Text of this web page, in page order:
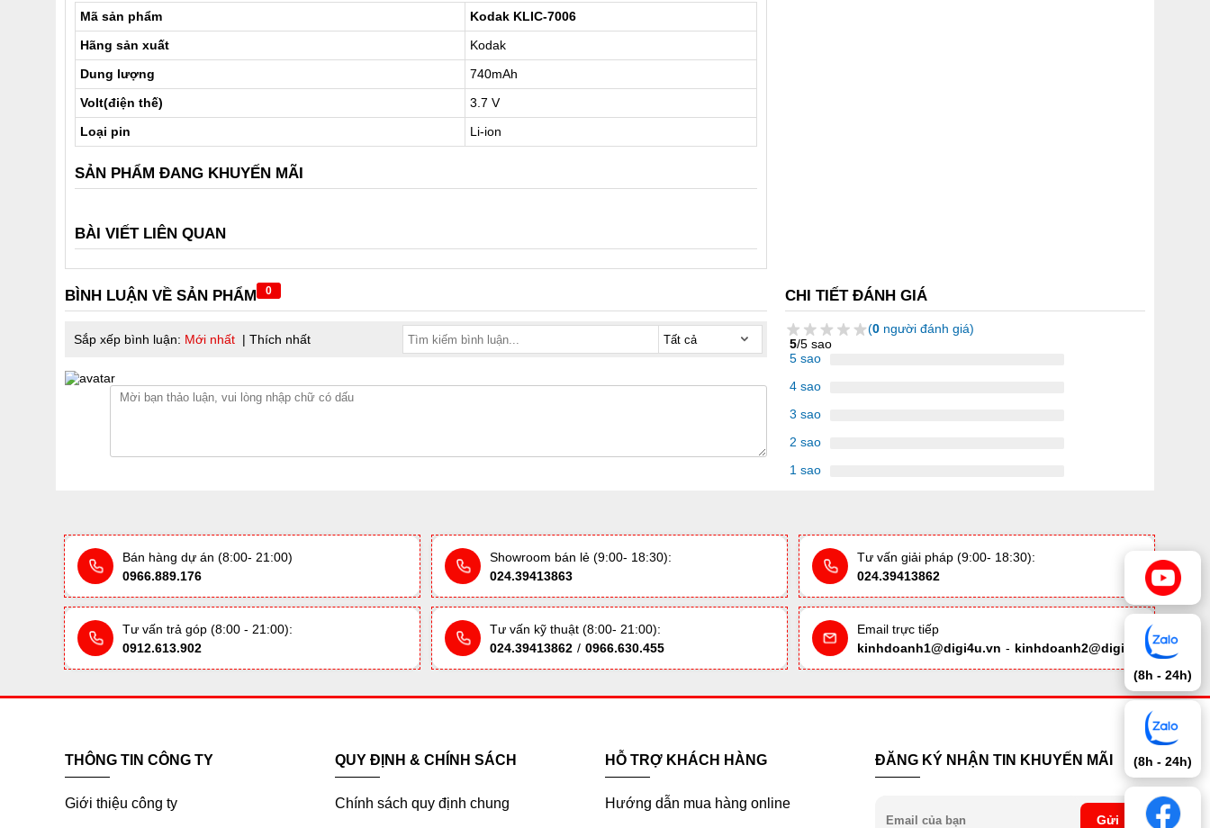
Mã sản phẩm
Kodak KLIC-7006
Hãng sản xuất
Kodak
Dung lượng
740mAh
Volt(điện thế)
3.7 V
Loại pin
Li-ion
SẢN PHẨM ĐANG KHUYẾN MÃI
BÀI VIẾT LIÊN QUAN
BÌNH LUẬN VỀ SẢN PHẨM 0
Sắp xếp bình luận: Mới nhất | Thích nhất
CHI TIẾT ĐÁNH GIÁ
(0 người đánh giá)
5/5 sao
5 sao
4 sao
3 sao
2 sao
1 sao
Bán hàng dự án (8:00- 21:00)
0966.889.176
Showroom bán lẻ (9:00- 18:30):
024.39413863
Tư vấn giải pháp (9:00- 18:30):
024.39413862
Tư vấn trả góp (8:00 - 21:00):
0912.613.902
Tư vấn kỹ thuật (8:00- 21:00):
024.39413862 / 0966.630.455
Email trực tiếp
kinhdoanh1@digi4u.vn - kinhdoanh2@digi4u.vn
THÔNG TIN CÔNG TY
Giới thiệu công ty
QUY ĐỊNH & CHÍNH SÁCH
Chính sách quy định chung
HỖ TRỢ KHÁCH HÀNG
Hướng dẫn mua hàng online
ĐĂNG KÝ NHẬN TIN KHUYẾN MÃI
Gửi
(8h - 24h)
(8h - 24h)